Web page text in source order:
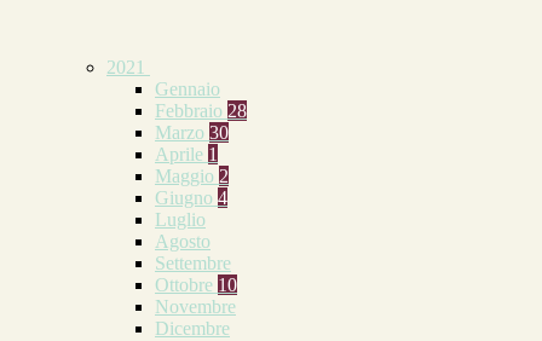
2021
Gennaio
Febbraio 28
Marzo 30
Aprile 1
Maggio 2
Giugno 4
Luglio
Agosto
Settembre
Ottobre 10
Novembre
Dicembre